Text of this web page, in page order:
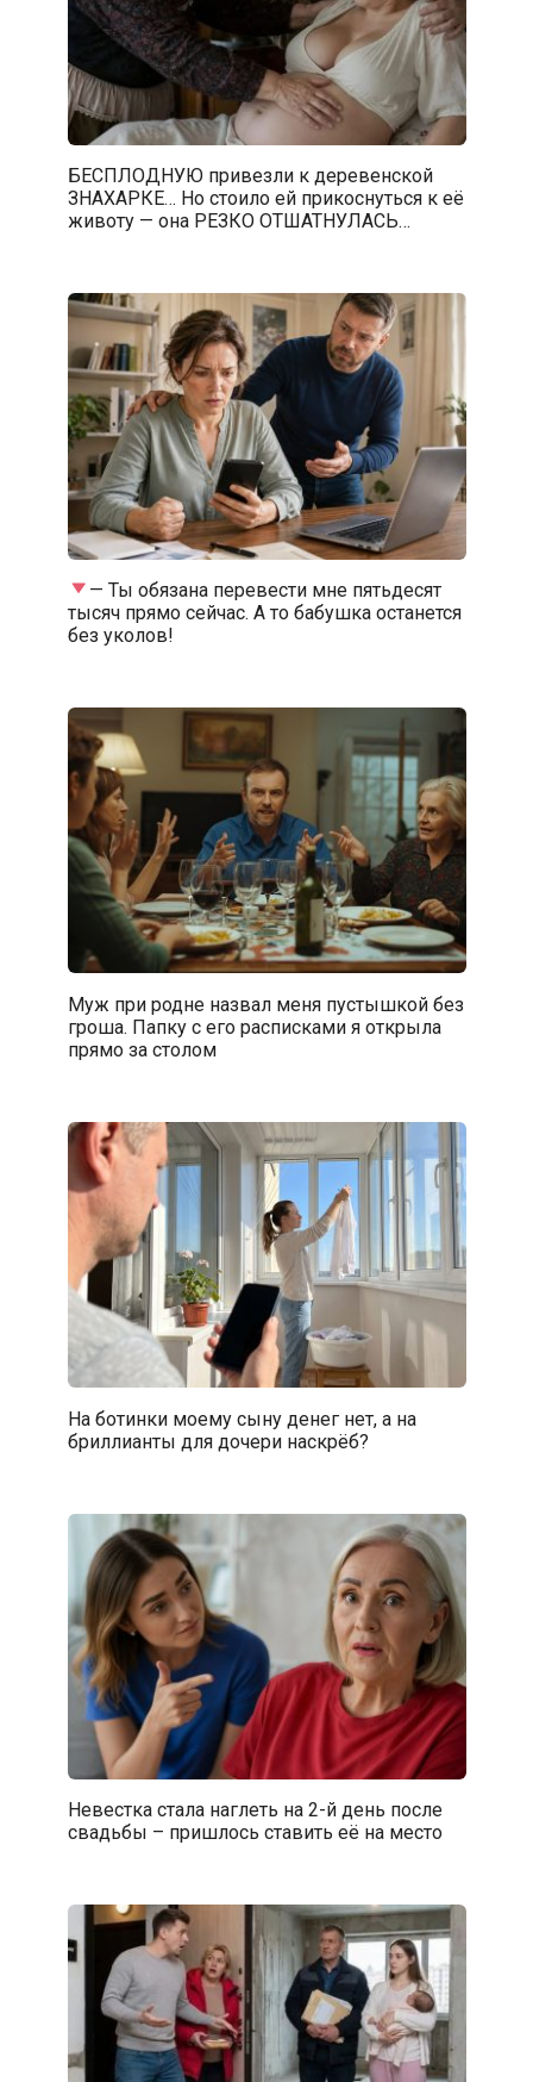
БЕСПЛОДНУЮ привезли к деревенской
ЗНАХАРКЕ… Но стоило ей прикоснуться к её
животу — она РЕЗКО ОТШАТНУЛАСЬ…
— Ты обязана перевести мне пятьдесят
тысяч прямо сейчас. А то бабушка останется
без уколов!
Муж при родне назвал меня пустышкой без
гроша. Папку с его расписками я открыла
прямо за столом
На ботинки моему сыну денег нет, а на
бриллианты для дочери наскрёб?
Невестка стала наглеть на 2-й день после
свадьбы – пришлось ставить её на место